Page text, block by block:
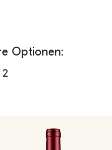
Optionen:
2